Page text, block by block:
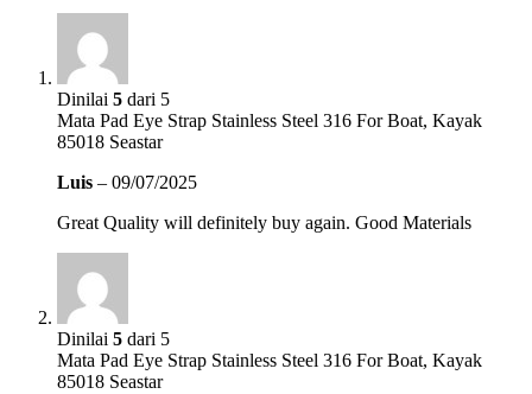
Dinilai 5 dari 5
Mata Pad Eye Strap Stainless Steel 316 For Boat, Kayak
85018 Seastar
Luis – 09/07/2025
Great Quality will definitely buy again. Good Materials
Dinilai 5 dari 5
Mata Pad Eye Strap Stainless Steel 316 For Boat, Kayak
85018 Seastar